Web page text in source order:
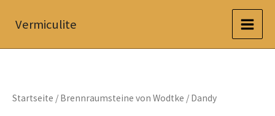
InhaltVermiculite
Startseite / Brennraumsteine von Wodtke / Dandy